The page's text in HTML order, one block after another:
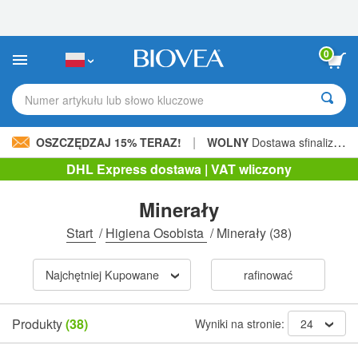
strona
internetowa
zawiera
ułatwień
dostępu.
0
Numer artykułu lub słowo kluczowe
OSZCZĘDZAJ 15% TERAZ! | WOLNY Dostawa sfinalizowana 206,00 zł »
DHL Express dostawa | VAT wliczony
Minerały
Start /Higiena Osobista /Minerały (38)
Najchętniej Kupowane rafinować
Produkty(38) Wyniki na stronie: 24